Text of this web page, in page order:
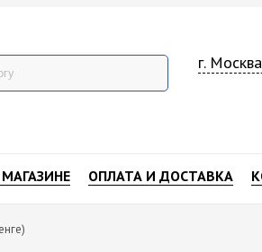
г.
ОПЛАТА И ДОСТАВКА